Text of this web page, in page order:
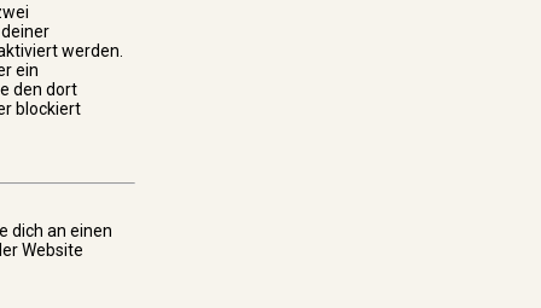
werden.
ein
den dort
blockiert
dich an einen
Website